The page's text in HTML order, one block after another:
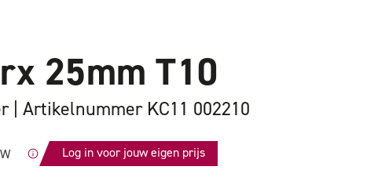
25mm T10
Artikelnummer KC11 002210
Log in voor jouw eigen prijs